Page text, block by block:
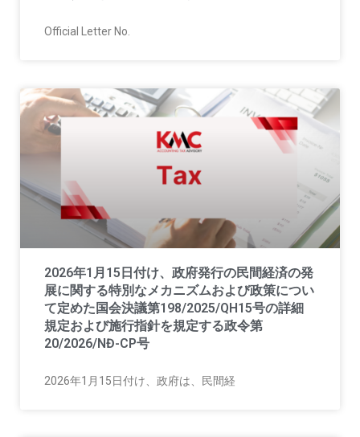
Official Letter No.
2026年1月15日付け、政府発行の民間経済の発
展に関する特別なメカニズムおよび政策につい
て定めた国会決議第198/2025/QH15号の詳細
規定および施行指針を規定する政令第
20/2026/NĐ-CP号
2026年1月15日付け、政府は、民間経